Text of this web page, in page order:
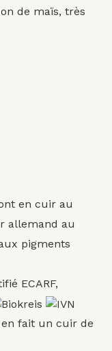
de maïs, très
en cuir au
allemand au
pigments
ECARF,
en fait un cuir de